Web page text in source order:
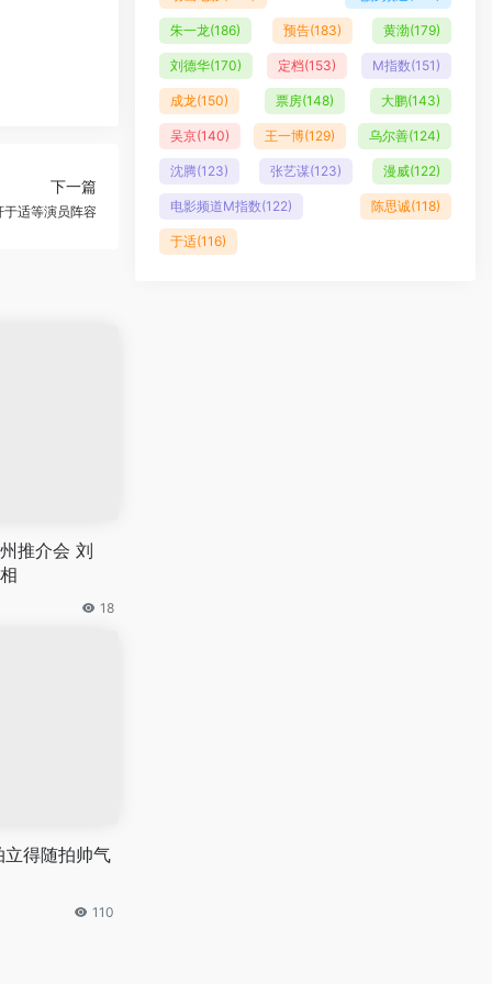
下一篇
于适等演员阵容
推介会 刘
18
得随拍帅气
110
朱一龙(186) 预告(183) 黄渤(179)
刘德华(170) 定档(153) M指数(151)
成龙(150) 票房(148) 大鹏(143)
吴京(140) 王一博(129) 乌尔善(124)
沈腾(123) 张艺谋(123) 漫威(122)
电影频道M指数(122) 陈思诚(118)
于适(116)